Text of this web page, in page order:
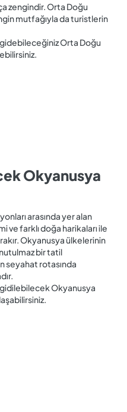
zengindir. Orta Doğu
mutfağıyla da turistlerin
gidebileceğiniz Orta Doğu
Okyanusya
arasında yer alan
ve farklı doğa harikaları ile
Okyanusya ülkelerinin
bir tatil
seyahat rotasında
gidilebilecek Okyanusya